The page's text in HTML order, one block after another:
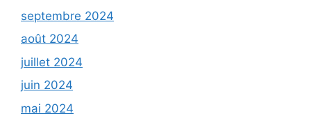
septembre 2024
août 2024
juillet 2024
juin 2024
mai 2024